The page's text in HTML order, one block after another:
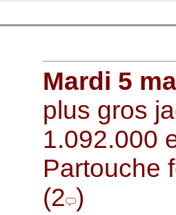
Mardi 5
plus gros
1.092.000
Partouche
(2 )